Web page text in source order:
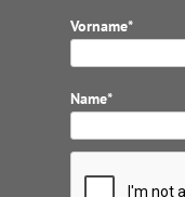
Vorname*
Name*